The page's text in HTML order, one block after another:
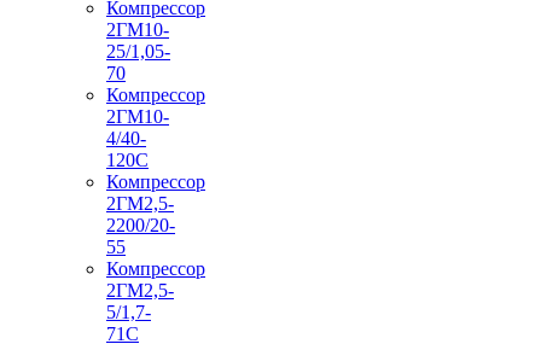
Компрессор
2ГМ10-
25/1,05-
70
Компрессор
2ГМ10-
4/40-
120С
Компрессор
2ГМ2,5-
2200/20-
55
Компрессор
2ГМ2,5-
5/1,7-
71С